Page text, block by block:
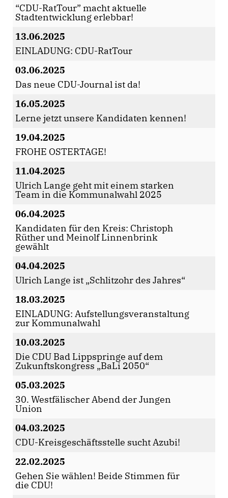
“CDU-RatTour” macht aktuelle
Stadtentwicklung erlebbar!
13.06.2025
EINLADUNG: CDU-RatTour
03.06.2025
Das neue CDU-Journal ist da!
16.05.2025
Lerne jetzt unsere Kandidaten kennen!
19.04.2025
FROHE OSTERTAGE!
11.04.2025
Ulrich Lange geht mit einem starken
Team in die Kommunalwahl 2025
06.04.2025
Kandidaten für den Kreis: Christoph
Rüther und Meinolf Linnenbrink
gewählt
04.04.2025
Ulrich Lange ist „Schlitzohr des Jahres“
18.03.2025
EINLADUNG: Aufstellungsveranstaltung
zur Kommunalwahl
10.03.2025
Die CDU Bad Lippspringe auf dem
Zukunftskongress „BaLi 2050“
05.03.2025
30. Westfälischer Abend der Jungen
Union
04.03.2025
CDU-Kreisgeschäftsstelle sucht Azubi!
22.02.2025
Gehen Sie wählen! Beide Stimmen für
die CDU!